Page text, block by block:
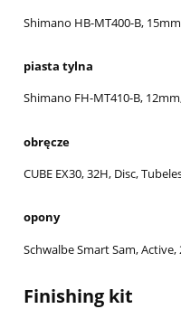
Shimano HB-MT400-B,
piasta tylna
Shimano FH-MT410-B,
obręcze
CUBE EX30, 32H, Disc,
opony
Schwalbe Smart Sam, Active,
Finishing kit